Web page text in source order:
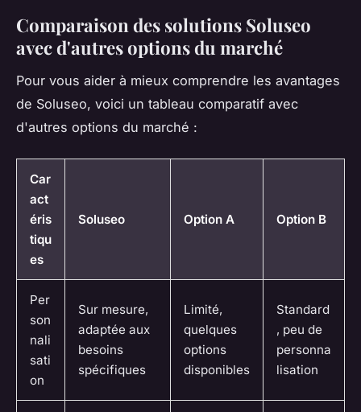
Comparaison des solutions Soluseo
avec d'autres options du marché
Pour vous aider à mieux comprendre les avantages
de Soluseo, voici un tableau comparatif avec
d'autres options du marché :
Car
act
éris
tiqu
es
Soluseo Option A Option B
Per
son
nali
sati
on
Sur mesure,
adaptée aux
besoins
spécifiques
Limité,
quelques
options
disponibles
Standard
, peu de
personna
lisation